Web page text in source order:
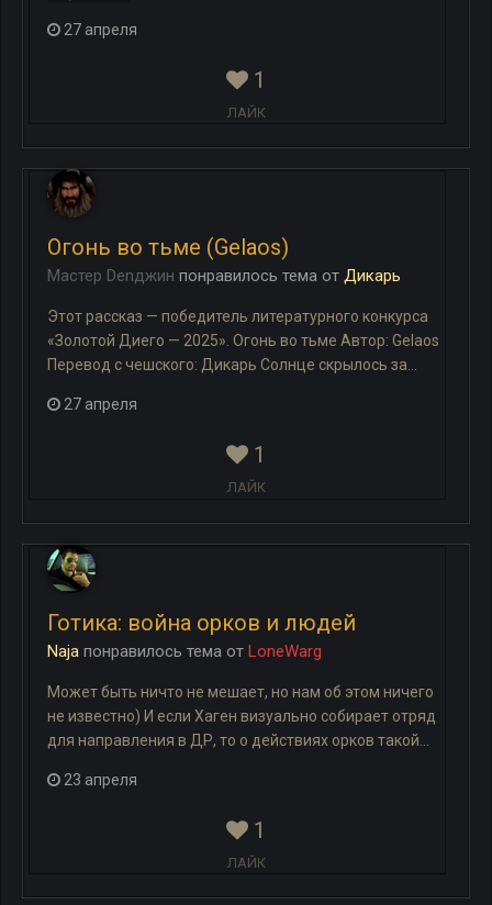
27 апреля
1
ЛАЙК
Огонь во тьме (Gelaos)
Мастер Denджин понравилось тема от Дикарь
Этот рассказ — победитель литературного конкурса
«Золотой Диего — 2025». Огонь во тьме Автор: Gelaos
Перевод с чешского: Дикарь Солнце скрылось за...
27 апреля
1
ЛАЙК
Готика: война орков и людей
Naja понравилось тема от LoneWarg
Может быть ничто не мешает, но нам об этом ничего
не известно) И если Хаген визуально собирает отряд
для направления в ДР, то о действиях орков такой...
23 апреля
1
ЛАЙК